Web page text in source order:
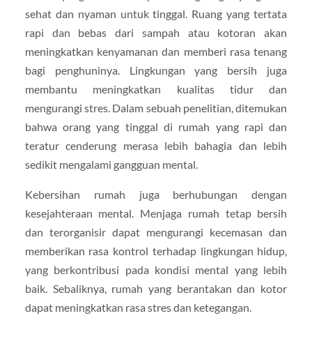
sehat dan nyaman untuk tinggal. Ruang yang tertata
rapi dan bebas dari sampah atau kotoran akan
meningkatkan kenyamanan dan memberi rasa tenang
bagi penghuninya. Lingkungan yang bersih juga
membantu meningkatkan kualitas tidur dan
mengurangi stres. Dalam sebuah penelitian, ditemukan
bahwa orang yang tinggal di rumah yang rapi dan
teratur cenderung merasa lebih bahagia dan lebih
sedikit mengalami gangguan mental.
Kebersihan rumah juga berhubungan dengan
kesejahteraan mental. Menjaga rumah tetap bersih
dan terorganisir dapat mengurangi kecemasan dan
memberikan rasa kontrol terhadap lingkungan hidup,
yang berkontribusi pada kondisi mental yang lebih
baik. Sebaliknya, rumah yang berantakan dan kotor
dapat meningkatkan rasa stres dan ketegangan.